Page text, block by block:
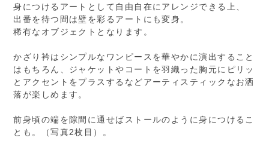
身につけるアートとして自由自在にアレンジできる上、
出番を待つ間は壁を彩るアートにも変身。
稀有なオブジェクトとなります。
かざり衿はシンプルなワンピースを華やかに演出すること
はもちろん、ジャケットやコートを羽織った胸元にピリッ
とアクセントをプラスするなどアーティスティックなお洒
落が楽しめます。
前身頃の端を隙間に通せばストールのように身につけるこ
とも。（写真2枚目）。